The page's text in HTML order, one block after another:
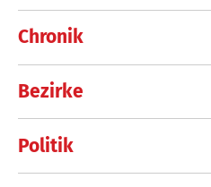
Chronik
Bezirke
Politik